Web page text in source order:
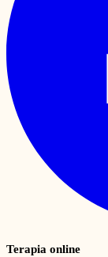
Terapia online